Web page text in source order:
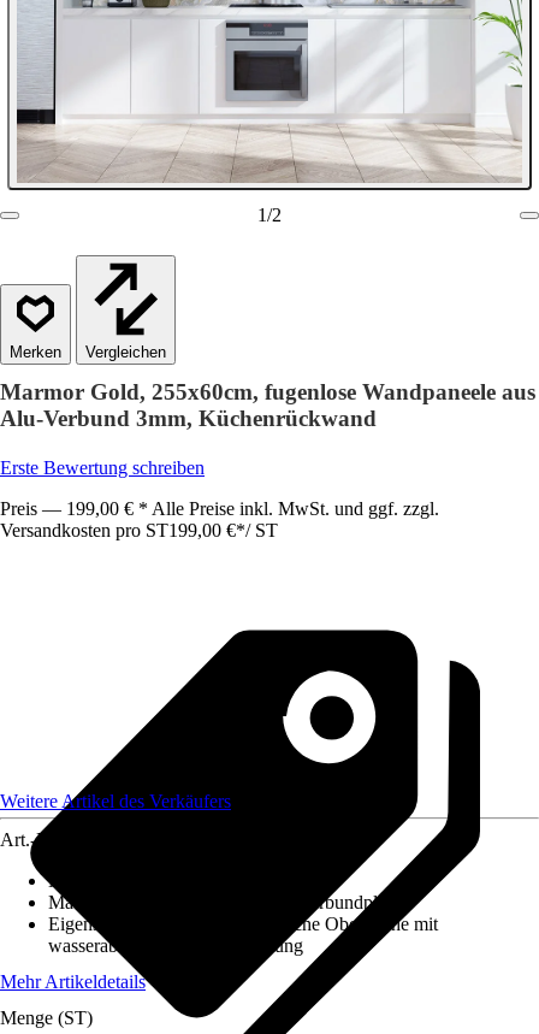
1/2
Vergleichen
Marmor Gold, 255x60cm, fugenlose Wandpaneele aus
Alu-Verbund 3mm, Küchenrückwand
Erste Bewertung schreiben
Preis — 199,00 € * Alle Preise inkl. MwSt. und ggf. zzgl.
Versandkosten pro ST199,00 €*/ ST
Weitere Artikel des Verkäufers
Art.-Nr.
Maße (LxBxS)
Material
Aluminium, Aluminiumverbundplatte
Eigenschaft
Kratzfest, Hygienische Oberfläche mit
wasserabweisender Beschichtung
Mehr Artikeldetails
Menge (ST)